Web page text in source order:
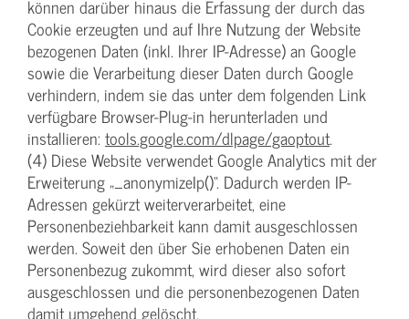
können darüber hinaus die Erfassung der durch das
Cookie erzeugten und auf Ihre Nutzung der Website
bezogenen Daten (inkl. Ihrer IP-Adresse) an Google
sowie die Verarbeitung dieser Daten durch Google
verhindern, indem sie das unter dem folgenden Link
verfügbare Browser-Plug-in herunterladen und
installieren: tools.google.com/dlpage/gaoptout.
(4) Diese Website verwendet Google Analytics mit der
Erweiterung „_anonymizeIp()“. Dadurch werden IP-
Adressen gekürzt weiterverarbeitet, eine
Personenbeziehbarkeit kann damit ausgeschlossen
werden. Soweit den über Sie erhobenen Daten ein
Personenbezug zukommt, wird dieser also sofort
ausgeschlossen und die personenbezogenen Daten
damit umgehend gelöscht.